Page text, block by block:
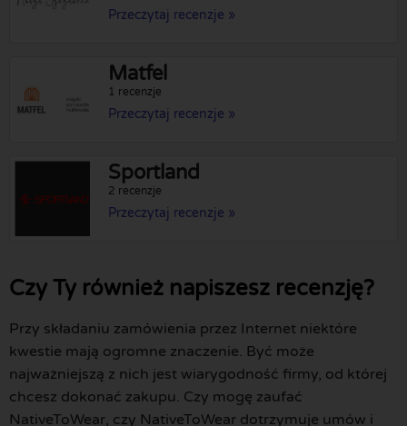
Przeczytaj recenzje »
Matfel
1 recenzje
Przeczytaj recenzje »
Sportland
2 recenzje
Przeczytaj recenzje »
Czy Ty również napiszesz recenzję?
Przy składaniu zamówienia przez Internet niektóre
kwestie mają ogromne znaczenie. Być może
najważniejszą z nich jest wiarygodność firmy, od której
chcesz dokonać zakupu. Czy mogę zaufać
NativeToWear, czy NativeToWear dotrzymuje umów i